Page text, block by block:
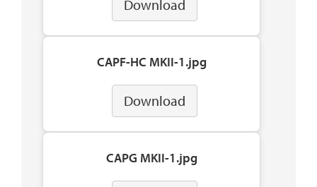
Download
CAPF-HC MKII-1.jpg
Download
CAPG MKII-1.jpg